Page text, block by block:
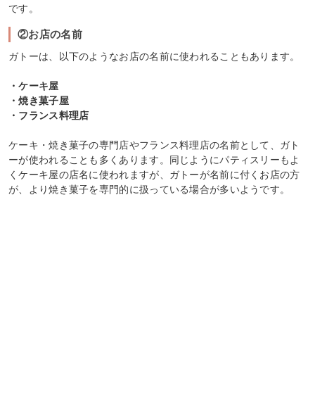
です。
②お店の名前
ガトーは、以下のようなお店の名前に使われることもあります。
・ケーキ屋
・焼き菓子屋
・フランス料理店
ケーキ・焼き菓子の専門店やフランス料理店の名前として、ガト
ーが使われることも多くあります。同じようにパティスリーもよ
くケーキ屋の店名に使われますが、ガトーが名前に付くお店の方
が、より焼き菓子を専門的に扱っている場合が多いようです。